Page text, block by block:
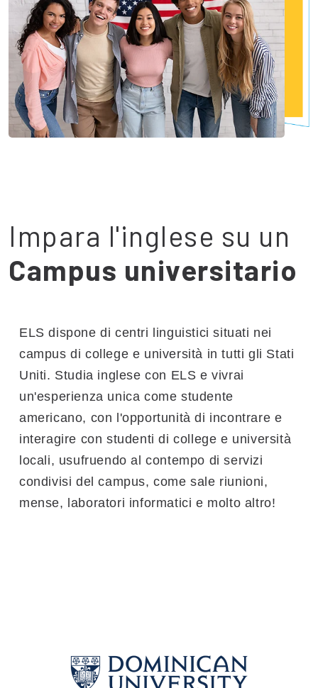
Impara l'inglese su un
Campus universitario
ELS dispone di centri linguistici situati nei
campus di college e università in tutti gli Stati
Uniti. Studia inglese con ELS e vivrai
un'esperienza unica come studente
americano, con l'opportunità di incontrare e
interagire con studenti di college e università
locali, usufruendo al contempo di servizi
condivisi del campus, come sale riunioni,
mense, laboratori informatici e molto altro!